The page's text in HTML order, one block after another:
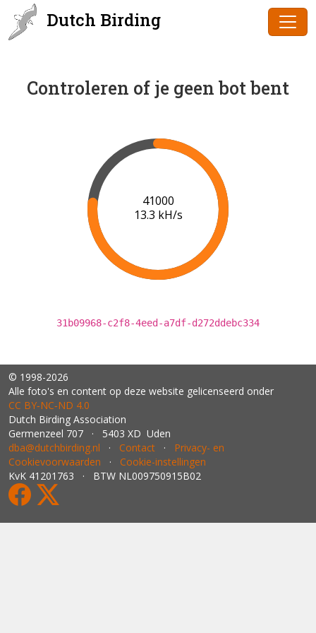
Dutch Birding
Controleren of je geen bot bent
41000
13.3 kH/s
31b09968-c2f8-4eed-a7df-d272ddebc334
© 1998-2026
Alle foto's en content op deze website gelicenseerd onder
CC BY‑NC‑ND 4.0
Dutch Birding Association
Germenzeel 707 · 5403 XD Uden
dba@dutchbirding.nl · Contact · Privacy- en
Cookievoorwaarden · Cookie-instellingen
KvK 41201763 · BTW NL009750915B02